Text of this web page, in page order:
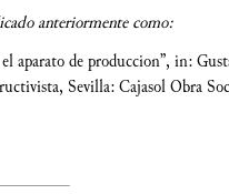
anteriormente como:
aparato de produccion”, in:
Sevilla: Cajasol Obra